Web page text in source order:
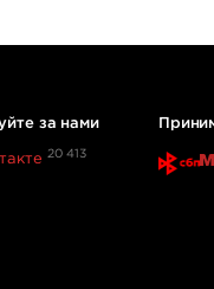
за нами
20 413